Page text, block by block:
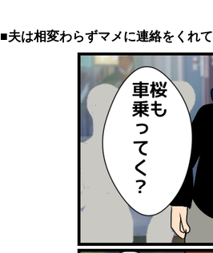
■夫は相変わらずマメに連絡をくれ